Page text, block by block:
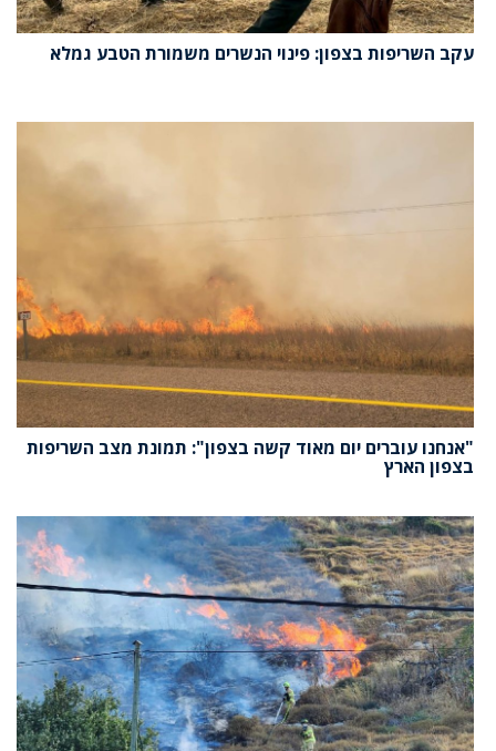
עקב השריפות בצפון: פינוי הנשרים משמורת הטבע גמלא
"אנחנו עוברים יום מאוד קשה בצפון": תמונת מצב השריפות
בצפון הארץ